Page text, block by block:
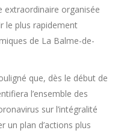
extraordinaire organisée
le plus rapidement
de La Balme-de-
que, dès le début de
l’ensemble des
sur l’intégralité
un plan d’actions plus